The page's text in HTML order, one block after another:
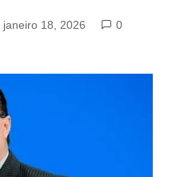
janeiro 18, 2026
0